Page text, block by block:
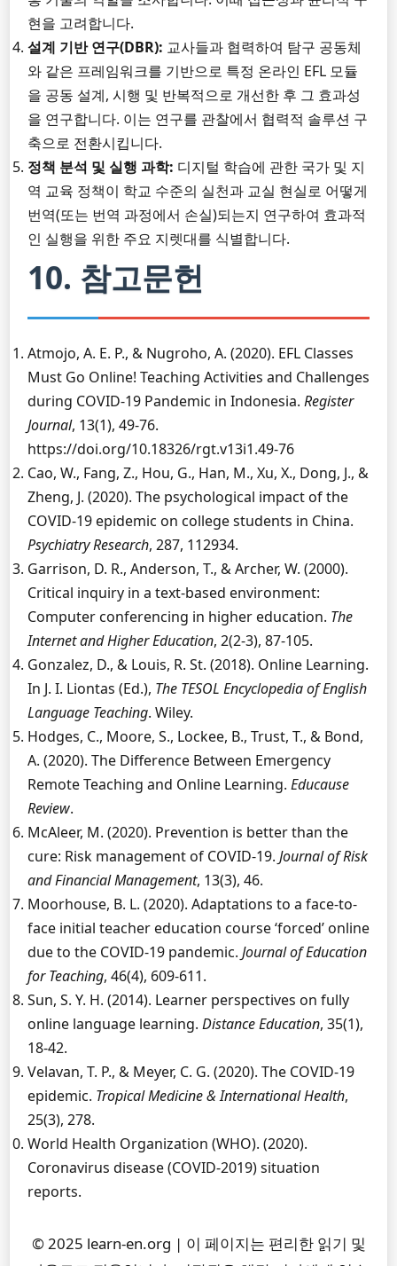
현을 고려합니다.
설계 기반 연구(DBR): 교사들과 협력하여 탐구 공동체
와 같은 프레임워크를 기반으로 특정 온라인 EFL 모듈
을 공동 설계, 시행 및 반복적으로 개선한 후 그 효과성
을 연구합니다. 이는 연구를 관찰에서 협력적 솔루션 구
축으로 전환시킵니다.
정책 분석 및 실행 과학: 디지털 학습에 관한 국가 및 지
역 교육 정책이 학교 수준의 실천과 교실 현실로 어떻게
번역(또는 번역 과정에서 손실)되는지 연구하여 효과적
인 실행을 위한 주요 지렛대를 식별합니다.
10. 참고문헌
Atmojo, A. E. P., & Nugroho, A. (2020). EFL Classes
Must Go Online! Teaching Activities and Challenges
during COVID-19 Pandemic in Indonesia. Register
Journal, 13(1), 49-76.
https://doi.org/10.18326/rgt.v13i1.49-76
Cao, W., Fang, Z., Hou, G., Han, M., Xu, X., Dong, J., &
Zheng, J. (2020). The psychological impact of the
COVID-19 epidemic on college students in China.
Psychiatry Research, 287, 112934.
Garrison, D. R., Anderson, T., & Archer, W. (2000).
Critical inquiry in a text-based environment:
Computer conferencing in higher education. The
Internet and Higher Education, 2(2-3), 87-105.
Gonzalez, D., & Louis, R. St. (2018). Online Learning.
In J. I. Liontas (Ed.), The TESOL Encyclopedia of English
Language Teaching. Wiley.
Hodges, C., Moore, S., Lockee, B., Trust, T., & Bond,
A. (2020). The Difference Between Emergency
Remote Teaching and Online Learning. Educause
Review.
McAleer, M. (2020). Prevention is better than the
cure: Risk management of COVID-19. Journal of Risk
and Financial Management, 13(3), 46.
Moorhouse, B. L. (2020). Adaptations to a face-to-
face initial teacher education course ‘forced’ online
due to the COVID-19 pandemic. Journal of Education
for Teaching, 46(4), 609-611.
Sun, S. Y. H. (2014). Learner perspectives on fully
online language learning. Distance Education, 35(1),
18-42.
Velavan, T. P., & Meyer, C. G. (2020). The COVID-19
epidemic. Tropical Medicine & International Health,
25(3), 278.
World Health Organization (WHO). (2020).
Coronavirus disease (COVID-2019) situation
reports.
© 2025 learn-en.org | 이 페이지는 편리한 읽기 및